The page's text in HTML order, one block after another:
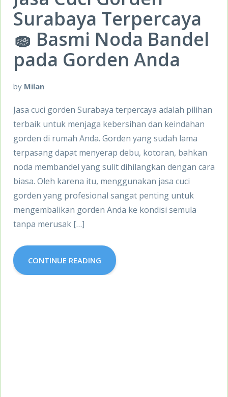
Surabaya Terpercaya
🧽 Basmi Noda Bandel
pada Gorden Anda
by Milan
Jasa cuci gorden Surabaya terpercaya adalah pilihan
terbaik untuk menjaga kebersihan dan keindahan
gorden di rumah Anda. Gorden yang sudah lama
terpasang dapat menyerap debu, kotoran, bahkan
noda membandel yang sulit dihilangkan dengan cara
biasa. Oleh karena itu, menggunakan jasa cuci
gorden yang profesional sangat penting untuk
mengembalikan gorden Anda ke kondisi semula
tanpa merusak […]
CONTINUE READING